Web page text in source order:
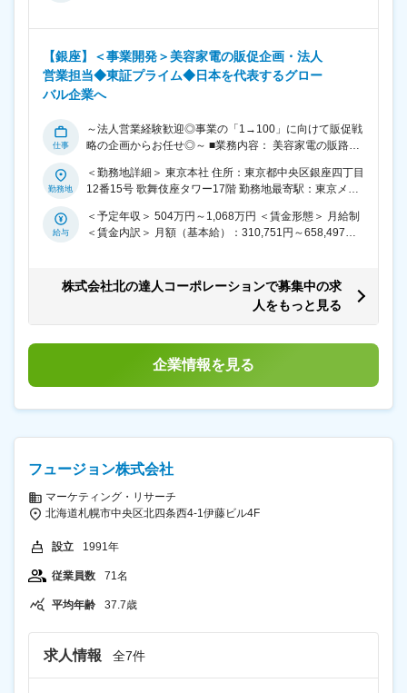
に全てチャレンジできる環境があります。 ★『びっくり
するほど良い商品ができた時にしか発売しない』 という
ポリシーを持ち、本当に自信を持ってオススメできる商
品だけを販売しています。 【業務内容】 ・担当プロダク
析/市場調査を踏まえた担当プロダクトの訴求軸の決定 ・
WEB広告やLPディレクション/作成 ・WEB広告の運用業
務 ・クリエイティブディレクター/広告運用担当などのチ
ームメンバーのマネジメント ・広告費や販売利益等の予
WEBマーケティングスキルを磨く（入社半年～1年目
安） 独自のマーケター育成研修を通して、WEB広告作
ート』もしくは『データサイエンス＆広告運用強化ルー
ト』の育成ルート進んでいただきます。 （2）プロダク
トマーケティングマネージャーに昇格（入社1年～1年半
直接指導を行い、実戦を通し担当プロダクトの売上利益
を拡大する力を身に着けます。 （3）更なるステップア
クトを統括するブランド全体の拡大戦略設計に従事する
がら最前線で活躍しており、プロダクトマーケティング
マネージャーの平均年齢は27歳となっています。 変更の
範囲：会社の定める業務
賃金内訳＞ 月額（基本給）：310,751円～658,497円 固
45時間0分/月） 超過した時間外労働の残業手当は追加支
給 ＜月給＞ 420,000円～890,000円（一律手当を含む）
＜昇給有無＞ 有 ＜残業手当＞ 有 ＜給与補足＞ ◆昇給年
目まで） 社会経験歴給：毎年月額5千円昇給（社会人6年
目まで） 職級給：一定以上の職級から月額3万円～50万
月額1万円～40万円の昇給が可能（一定職級以上は評価
額の上限なし） 賃金はあくまでも目安の金額であり、選
定手当を含めた表記です。
【銀座】＜事業開発＞美容家電の販促企画・法人
営業担当◆東証プライム◆日本を代表するグロー
バル企業へ
～法人営業経験歓迎◎事業の「1→100」に向けて販促戦
略の企画からお任せ◎～ ■業務内容： 美容家電の販路拡
グや各店舗での販促企画を行っていただく担当を募集し
ます。 扱う商品は「SALONMOON（サロンムーン）」
というヘアアイロンを中心とするヘアケア美容家電で
す。 シリーズ累計出荷台数123万台を突破しており、こ
持を受ける成長著しい商材です。 また2024年12月20日
に、速乾性・髪の美しさ・利便性を兼ね備える高機能ド
ライヤー『ブースターイオン ドライヤー』を発売しまし
た。 これまでの主力商材であるヘアアイロンに加え、新
たな美容家電ジャンルであるドライヤーの発売により、
さらなる業績拡大を目指します。 これまではオンライン
での販促を中心に拡大を続け、現在はオフラインでも大
手家電量販店など全国約1000店舗以上に展開し、口コミ
でも高評価を獲得するようになりました。※2024年11月
のリアルな顧客との接点の機会をつくり、
るフェーズに入っています。 今回はその重要なフェーズ
を担うポジションの新規募集です。 当社での1人目の採
用となるため、自身のアクションと成果次第で加速度的
に裁量の幅を広げることができます。 ■具体的な仕事内
小売店へ卸し店舗での販売を行い、戦略的に売上拡大を
目指す業務です。 ・販促企画の新規立案 ・新規仲介業者
の販促企画検討や施策の実施対応 ・予算や売上、在庫な
ただ商品を卸せば良いという受動的なものではなく、新
規販路を自ら開拓したり、小売店で売れるように企画～
＜勤務地詳細＞ 東京本社 住所：東京都中央区銀座四丁目
12番15号 歌舞伎座タワー17階 勤務地最寄駅：東京メト
全面禁煙 変更の範囲：会社の定める事業所（リモートワ
ーク含む）
＜予定年収＞ 504万円～1,068万円 ＜賃金形態＞ 月給制
＜賃金内訳＞ 月額（基本給）：310,751円～658,497円
支給 ＜月給＞ 420,000円～890,000円（一律手当を含
給年2回（4・10月） 社歴給：毎年月額1万円昇給（入社
人6年目まで） 職級給：一定以上の職級から月額3万円～
50万円昇給 能力調整給：プレイヤー評価・経営評価の2
り、選考を通じて上下する可能性があります。 月給(月
株式会社北の達人コーポレーションで募集中の求
人をもっと見る
企業情報を見る
フュージョン株式会社
マーケティング・リサーチ
北海道札幌市中央区北四条西4-1伊藤ビル4F
設立 1991年
従業員数 71名
平均年齢 37.7歳
求人情報 全7件